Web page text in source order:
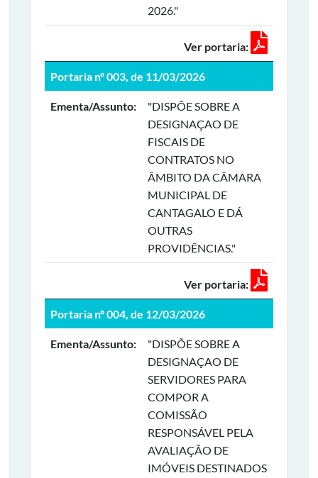
2026."
Ver portaria:
Portaria nº 003, de 11/03/2026
Ementa/Assunto:
"DISPÕE SOBRE A
DESIGNAÇAO DE
FISCAIS DE
CONTRATOS NO
ÂMBITO DA CÂMARA
MUNICIPAL DE
CANTAGALO E DÁ
OUTRAS
PROVIDÊNCIAS."
Ver portaria:
Portaria nº 004, de 12/03/2026
Ementa/Assunto:
"DISPÕE SOBRE A
DESIGNAÇAO DE
SERVIDORES PARA
COMPOR A
COMISSÃO
RESPONSÁVEL PELA
AVALIAÇÃO DE
IMÓVEIS DESTINADOS